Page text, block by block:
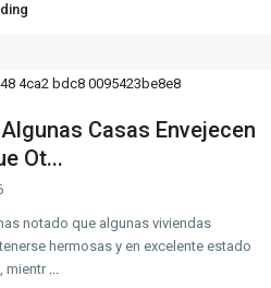
Casas Envejecen
Ot...
notado que algunas viviendas
hermosas y en excelente estado
mientr...